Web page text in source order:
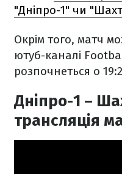
"Дніпро-1" чи
Окрім того, матч
ютуб-каналі
розпочнеться о
Дніпро-1 –
трансляція